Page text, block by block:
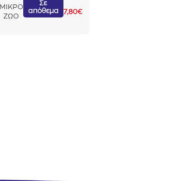
ΜΙΚΡΟ
ΖΩΟ
Σε
απόθεμα
7,80€